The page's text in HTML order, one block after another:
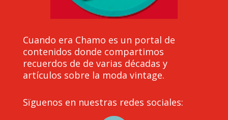
Cuando era Chamo es un portal de
contenidos donde compartimos
recuerdos de de varias décadas y
artículos sobre la moda vintage.
Sïguenos en nuestras redes sociales: